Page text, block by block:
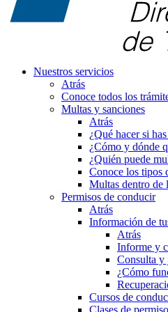
Nuestros servicios
Atrás
Conoce todos los
Multas y sanciones
Atrás
¿Qué hacer si
¿Cómo y dónde
¿Quién puede
Conoce los tipos
Multas dentro de
Permisos de conducir
Atrás
Información de
Atrás
Informe y
Consulta y
¿Cómo
Cursos de